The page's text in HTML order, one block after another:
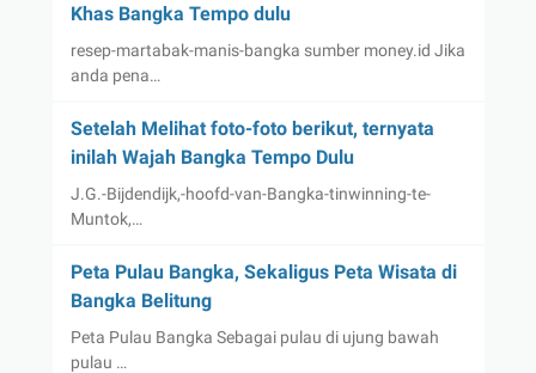
Khas Bangka Tempo dulu
resep-martabak-manis-bangka sumber money.id Jika
anda pena…
Setelah Melihat foto-foto berikut, ternyata
inilah Wajah Bangka Tempo Dulu
J.G.-Bijdendijk,-hoofd-van-Bangka-tinwinning-te-
Muntok,…
Peta Pulau Bangka, Sekaligus Peta Wisata di
Bangka Belitung
Peta Pulau Bangka Sebagai pulau di ujung bawah
pulau …